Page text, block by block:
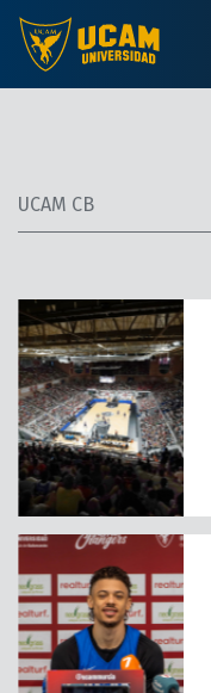
Pasar
contenido
principal
UCAM CB